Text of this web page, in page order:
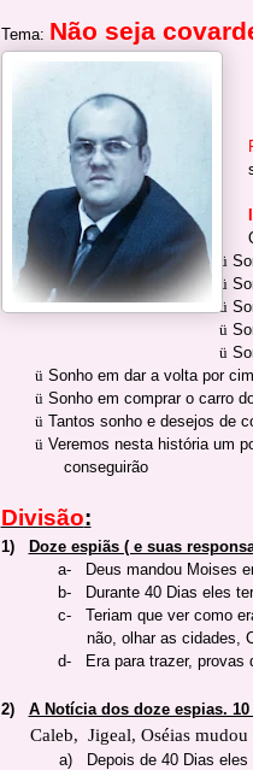
Tema: Não seja
ü
ü
ü
ü
ü
ü Sonho em dar a volta por
ü Sonho em comprar o carro
ü Tantos sonho e desejos de
ü Veremos nesta história um
conseguirão
Divisão:
1)
Doze espiãs ( e suas
a-
Deus mandou Moises
b-
Durante 40 Dias eles
c-
Teriam que ver como
não, olhar as cidades,
d-
Era para trazer, provas
2) A Notícia dos doze espias.
Caleb, Jigeal, Oséias
a)
Depois de 40 Dias eles